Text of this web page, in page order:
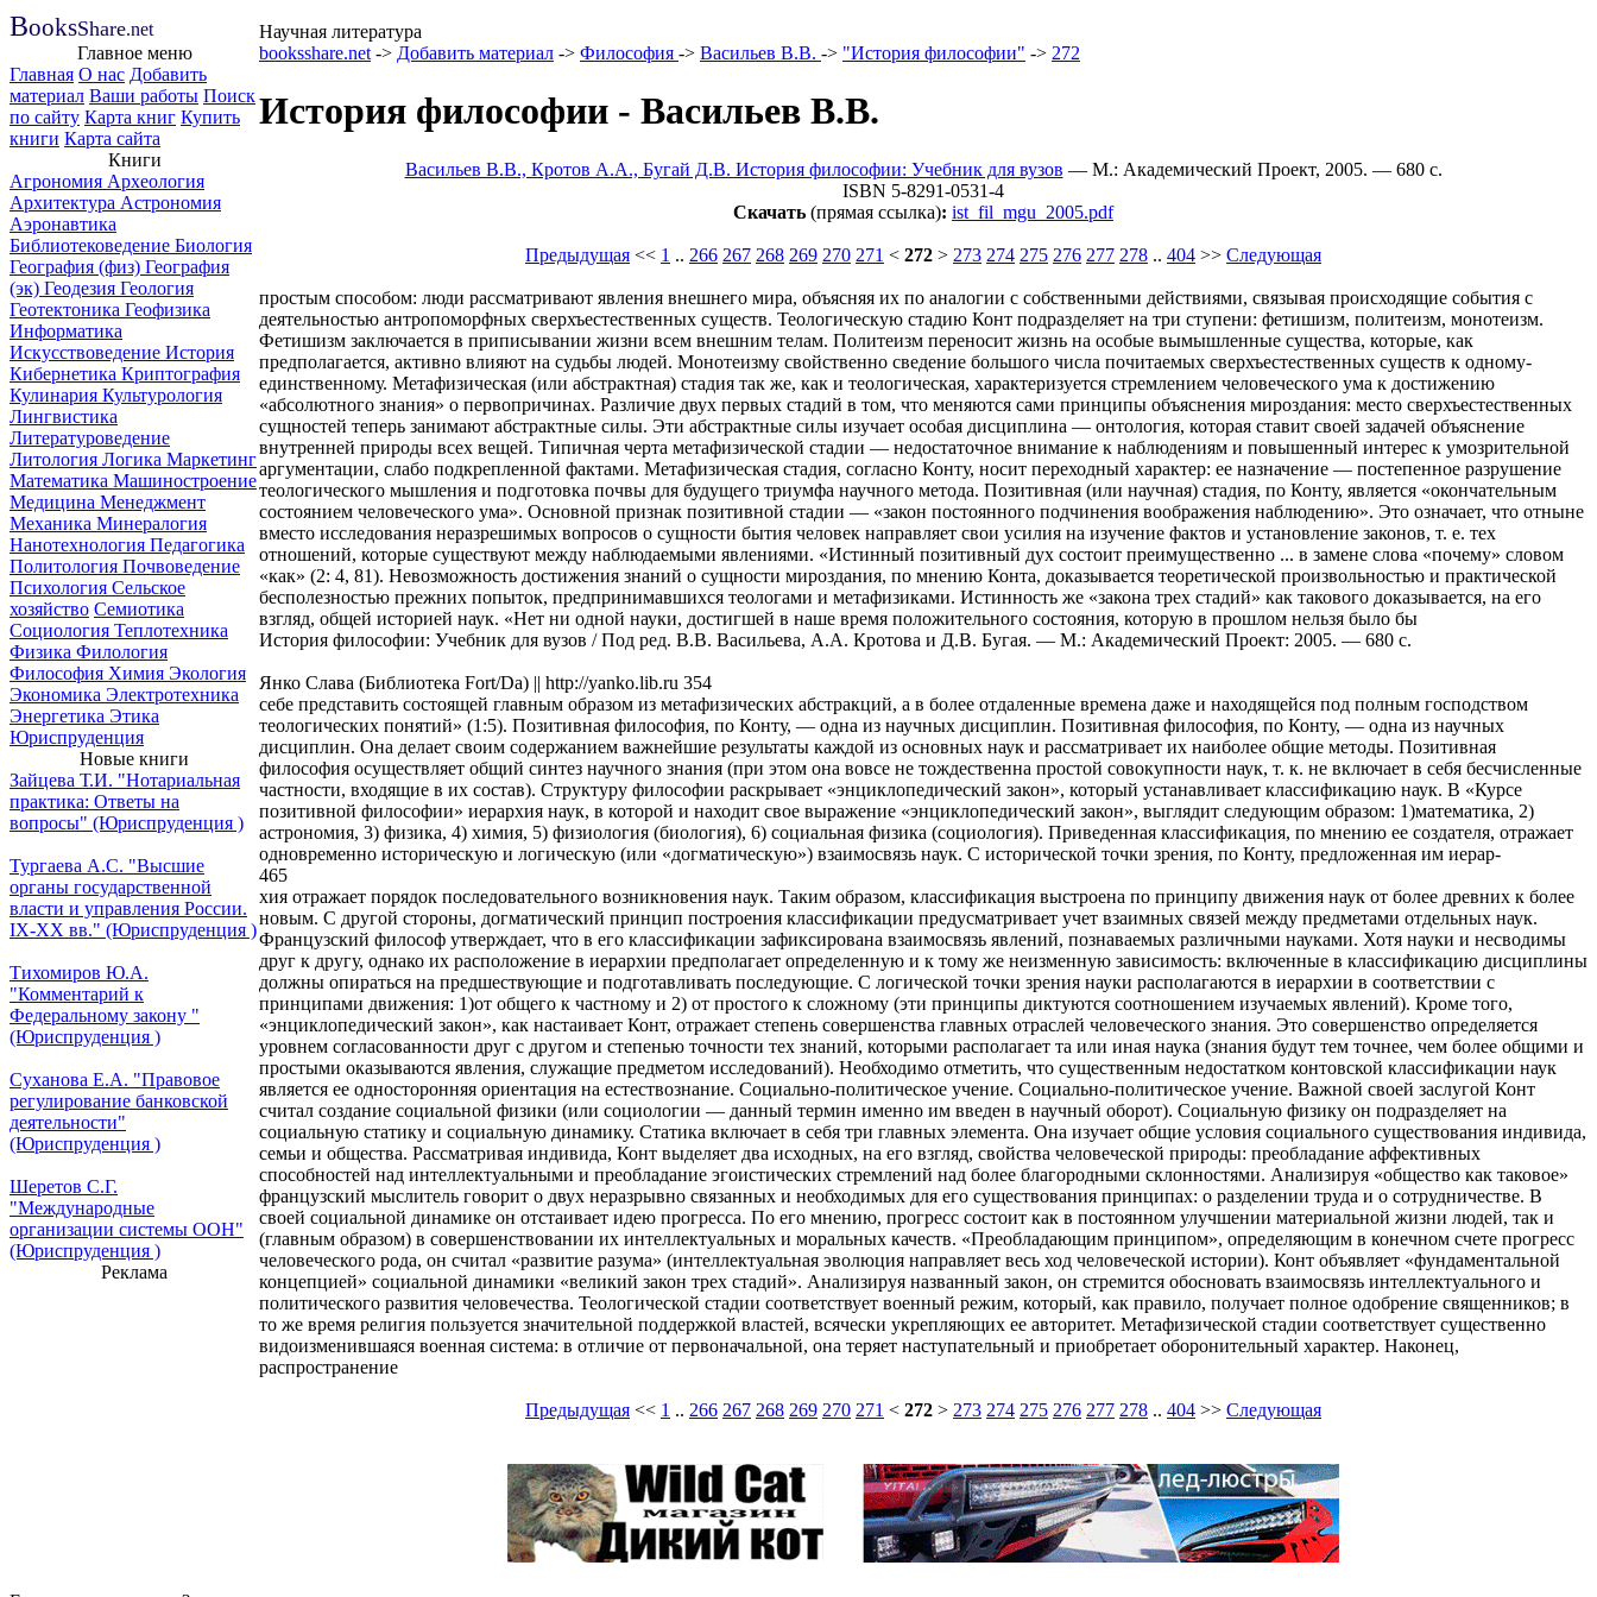
BooksShare.net
Научная литература
Главное меню
Главная О нас Добавить
материал Ваши работы Поиск
по сайту Карта книг Купить
книги Карта сайта
Книги
Агрономия Археология
Архитектура Астрономия
Аэронавтика
Библиотековедение Биология
География (физ) География
(эк) Геодезия Геология
Геотектоника Геофизика
Информатика
Искусствоведение История
Кибернетика Криптография
Кулинария Культурология
Лингвистика
Литературоведение
Литология Логика Маркетинг
Математика Машиностроение
Медицина Менеджмент
Механика Минералогия
Нанотехнология Педагогика
Политология Почвоведение
Психология Сельское
хозяйство Семиотика
Социология Теплотехника
Физика Филология
Философия Химия Экология
Экономика Электротехника
Энергетика Этика
Юриспруденция
Новые книги
Зайцева Т.И. "Нотариальная
практика: Ответы на
вопросы" (Юриспруденция )
Тургаева А.С. "Высшие
органы государственной
власти и управления России.
IХ-ХХ вв." (Юриспруденция )
Тихомиров Ю.А.
"Комментарий к
Федеральному закону "
(Юриспруденция )
Суханова Е.А. "Правовое
регулирование банковской
деятельности"
(Юриспруденция )
Шеретов С.Г.
"Международные
организации системы ООН"
(Юриспруденция )
booksshare.net -> Добавить материал -> Философия -> Васильев B.B. -> "История философии" -> 272
История философии - Васильев B.B.
Васильев B.B., Кротов A.A., Бугай Д.В. История философии: Учебник для вузов — М.: Академический Проект, 2005. — 680 c.
ISBN 5-8291-0531-4
Скачать (прямая ссылка): ist_fil_mgu_2005.pdf
Предыдущая << 1 .. 266 267 268 269 270 271 < 272 > 273 274 275 276 277 278 .. 404 >> Следующая
простым способом: люди рассматривают явления внешнего мира, объясняя их по аналогии с собственными действиями, связывая происходящие события с
деятельностью антропоморфных сверхъестественных существ. Теологическую стадию Конт подразделяет на три ступени: фетишизм, политеизм, монотеизм.
Фетишизм заключается в приписывании жизни всем внешним телам. Политеизм переносит жизнь на особые вымышленные существа, которые, как
предполагается, активно влияют на судьбы людей. Монотеизму свойственно сведение большого числа почитаемых сверхъестественных существ к одному-
единственному. Метафизическая (или абстрактная) стадия так же, как и теологическая, характеризуется стремлением человеческого ума к достижению
«абсолютного знания» о первопричинах. Различие двух первых стадий в том, что меняются сами принципы объяснения мироздания: место сверхъестественных
сущностей теперь занимают абстрактные силы. Эти абстрактные силы изучает особая дисциплина — онтология, которая ставит своей задачей объяснение
внутренней природы всех вещей. Типичная черта метафизической стадии — недостаточное внимание к наблюдениям и повышенный интерес к умозрительной
аргументации, слабо подкрепленной фактами. Метафизическая стадия, согласно Конту, носит переходный характер: ее назначение — постепенное разрушение
теологического мышления и подготовка почвы для будущего триумфа научного метода. Позитивная (или научная) стадия, по Конту, является «окончательным
состоянием человеческого ума». Основной признак позитивной стадии — «закон постоянного подчинения воображения наблюдению». Это означает, что отныне
вместо исследования неразрешимых вопросов о сущности бытия человек направляет свои усилия на изучение фактов и установление законов, т. е. тех
отношений, которые существуют между наблюдаемыми явлениями. «Истинный позитивный дух состоит преимущественно ... в замене слова «почему» словом
«как» (2: 4, 81). Невозможность достижения знаний о сущности мироздания, по мнению Конта, доказывается теоретической произвольностью и практической
бесполезностью прежних попыток, предпринимавшихся теологами и метафизиками. Истинность же «закона трех стадий» как такового доказывается, на его
взгляд, общей историей наук. «Нет ни одной науки, достигшей в наше время положительного состояния, которую в прошлом нельзя было бы
История философии: Учебник для вузов / Под ред. В.В. Васильева, А.А. Кротова и Д.В. Бугая. — М.: Академический Проект: 2005. — 680 с.
Янко Слава (Библиотека Fort/Da) || http://yanko.lib.ru 354
себе представить состоящей главным образом из метафизических абстракций, а в более отдаленные времена даже и находящейся под полным господством
теологических понятий» (1:5). Позитивная философия, по Конту, — одна из научных дисциплин. Позитивная философия, по Конту, — одна из научных
дисциплин. Она делает своим содержанием важнейшие результаты каждой из основных наук и рассматривает их наиболее общие методы. Позитивная
философия осуществляет общий синтез научного знания (при этом она вовсе не тождественна простой совокупности наук, т. к. не включает в себя бесчисленные
частности, входящие в их состав). Структуру философии раскрывает «энциклопедический закон», который устанавливает классификацию наук. В «Курсе
позитивной философии» иерархия наук, в которой и находит свое выражение «энциклопедический закон», выглядит следующим образом: 1)математика, 2)
астрономия, 3) физика, 4) химия, 5) физиология (биология), 6) социальная физика (социология). Приведенная классификация, по мнению ее создателя, отражает
одновременно историческую и логическую (или «догматическую») взаимосвязь наук. С исторической точки зрения, по Конту, предложенная им иерар-
465
хия отражает порядок последовательного возникновения наук. Таким образом, классификация выстроена по принципу движения наук от более древних к более
новым. С другой стороны, догматический принцип построения классификации предусматривает учет взаимных связей между предметами отдельных наук.
Французский философ утверждает, что в его классификации зафиксирована взаимосвязь явлений, познаваемых различными науками. Хотя науки и несводимы
друг к другу, однако их расположение в иерархии предполагает определенную и к тому же неизменную зависимость: включенные в классификацию дисциплины
должны опираться на предшествующие и подготавливать последующие. С логической точки зрения науки располагаются в иерархии в соответствии с
принципами движения: 1)от общего к частному и 2) от простого к сложному (эти принципы диктуются соотношением изучаемых явлений). Кроме того,
«энциклопедический закон», как настаивает Конт, отражает степень совершенства главных отраслей человеческого знания. Это совершенство определяется
уровнем согласованности друг с другом и степенью точности тех знаний, которыми располагает та или иная наука (знания будут тем точнее, чем более общими и
простыми оказываются явления, служащие предметом исследований). Необходимо отметить, что существенным недостатком контовской классификации наук
является ее односторонняя ориентация на естествознание. Социально-политическое учение. Социально-политическое учение. Важной своей заслугой Конт
считал создание социальной физики (или социологии — данный термин именно им введен в научный оборот). Социальную физику он подразделяет на
социальную статику и социальную динамику. Статика включает в себя три главных элемента. Она изучает общие условия социального существования индивида,
семьи и общества. Рассматривая индивида, Конт выделяет два исходных, на его взгляд, свойства человеческой природы: преобладание аффективных
способностей над интеллектуальными и преобладание эгоистических стремлений над более благородными склонностями. Анализируя «общество как таковое»
французский мыслитель говорит о двух неразрывно связанных и необходимых для его существования принципах: о разделении труда и о сотрудничестве. В
своей социальной динамике он отстаивает идею прогресса. По его мнению, прогресс состоит как в постоянном улучшении материальной жизни людей, так и
(главным образом) в совершенствовании их интеллектуальных и моральных качеств. «Преобладающим принципом», определяющим в конечном счете прогресс
человеческого рода, он считал «развитие разума» (интеллектуальная эволюция направляет весь ход человеческой истории). Конт объявляет «фундаментальной
концепцией» социальной динамики «великий закон трех стадий». Анализируя названный закон, он стремится обосновать взаимосвязь интеллектуального и
политического развития человечества. Теологической стадии соответствует военный режим, который, как правило, получает полное одобрение священников; в
то же время религия пользуется значительной поддержкой властей, всячески укрепляющих ее авторитет. Метафизической стадии соответствует существенно
видоизменившаяся военная система: в отличие от первоначальной, она теряет наступательный и приобретает оборонительный характер. Наконец,
распространение
Предыдущая << 1 .. 266 267 268 269 270 271 < 272 > 273 274 275 276 277 278 .. 404 >> Следующая
Реклама